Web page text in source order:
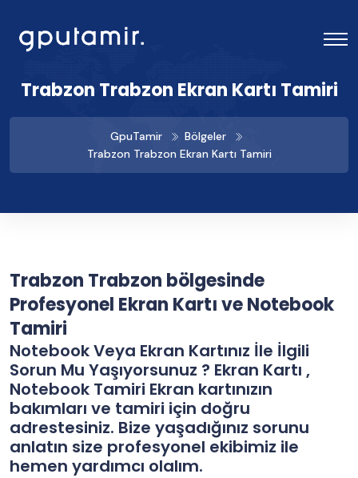
Trabzon Trabzon Ekran Kartı Tamiri
GpuTamir
Bölgeler
Trabzon Trabzon Ekran Kartı Tamiri
Trabzon Trabzon bölgesinde
Profesyonel Ekran Kartı ve Notebook
Tamiri
Notebook Veya Ekran Kartınız İle İlgili
Sorun Mu Yaşıyorsunuz ? Ekran Kartı ,
Notebook Tamiri Ekran kartınızın
bakımları ve tamiri için doğru
adrestesiniz. Bize yaşadığınız sorunu
anlatın size profesyonel ekibimiz ile
hemen yardımcı olalım.